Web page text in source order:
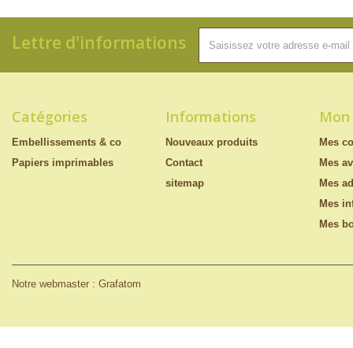
Lettre d'informations
Catégories
Embellissements & co
Papiers imprimables
Informations
Nouveaux produits
Contact
sitemap
Notre webmaster : Grafatom
Mes
Mes
Mes
Mes
Mes